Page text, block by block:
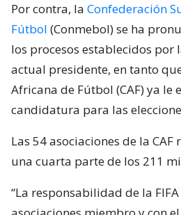
Por contra, la Confederación
Fútbol (Conmebol) se ha
los procesos establecidos por
actual presidente, en tanto
Africana de Fútbol (CAF) ya le
candidatura para las
Las 54 asociaciones de la
una cuarta parte de los 211
“La responsabilidad de la